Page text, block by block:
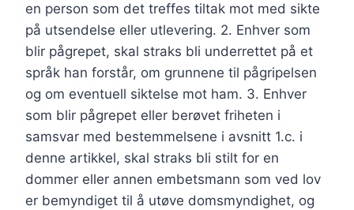
en person som det treffes tiltak mot med sikte
på utsendelse eller utlevering. 2. Enhver som
blir pågrepet, skal straks bli underrettet på et
språk han forstår, om grunnene til pågripelsen
og om eventuell siktelse mot ham. 3. Enhver
som blir pågrepet eller berøvet friheten i
samsvar med bestemmelsene i avsnitt 1.c. i
denne artikkel, skal straks bli stilt for en
dommer eller annen embetsmann som ved lov
er bemyndiget til å utøve domsmyndighet, og